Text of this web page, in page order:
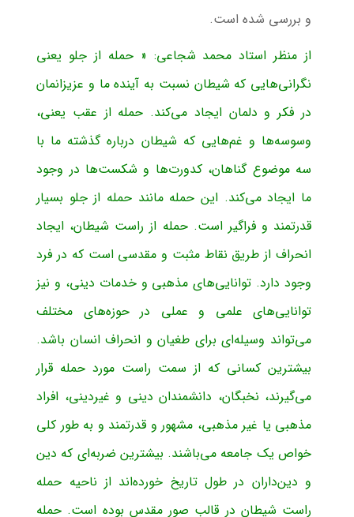
و بررسی شده است.
از منظر استاد محمد شجاعی: « حمله از جلو یعنی
نگرانی‌هایی که شیطان نسبت به آینده ما و عزیزانمان
در فکر و دلمان ایجاد می‌کند. حمله از عقب یعنی،
وسوسه‌ها و غم‌هایی که شیطان درباره گذشته ما با
سه موضوع گناهان، کدورت‌ها و شکست‌ها در وجود
ما ایجاد می‌کند. این حمله مانند حمله از جلو بسیار
قدرتمند و فراگیر است. حمله از راست شیطان، ایجاد
انحراف از طریق نقاط مثبت و مقدسی است که در فرد
وجود دارد. توانایی‌های مذهبی و خدمات دینی، و نیز
توانایی‌های علمی و عملی در حوزه‌های مختلف
می‌تواند وسیله‌ای برای طغیان و انحراف انسان باشد.
بیشترین کسانی که از سمت راست مورد حمله قرار
می‌گیرند، نخبگان، دانشمندان دینی و غیردینی، افراد
مذهبی یا غیر مذهبی،‌ مشهور و قدرتمند و به طور کلی
خواص یک جامعه می‌باشند. بیشترین ضربه‌ای که دین
و دین‌داران در طول تاریخ خورده‌اند از ناحیه حمله
راست شیطان در قالب صور مقدس بوده است. حمله